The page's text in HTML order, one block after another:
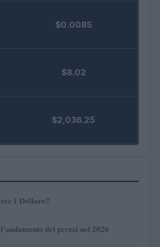
$0.0085
$8.02
$2,036.25
1 Dollaro?
dei prezzi nel 2026